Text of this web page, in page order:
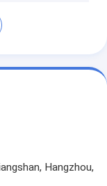
Hangzhou,